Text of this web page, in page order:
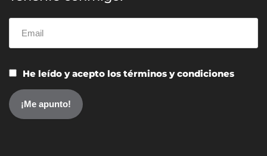
He leído y acepto los términos y condiciones